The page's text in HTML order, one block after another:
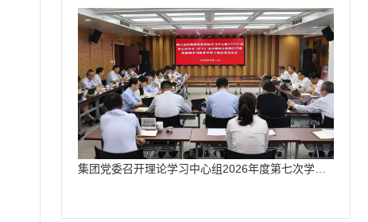
集团党委召开理论学习中心组2026年度第七次学习（扩大）会议把学习教育成果精准转化为国元高质量发展成效